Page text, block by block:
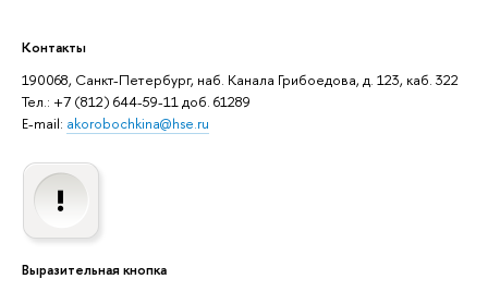
Контакты
190068, Санкт-Петербург, наб. Канала Грибоедова, д. 123, каб. 322
Тел.: +7 (812) 644-59-11 доб. 61289
E-mail: akorobochkina@hse.ru
Выразительная кнопка